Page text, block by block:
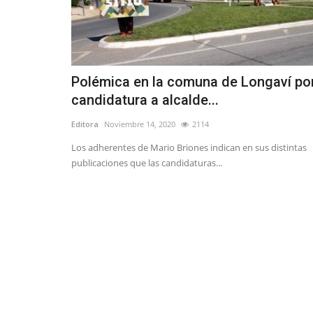
Polémica en la comuna de Longaví
candidatura a alcalde...
Editora Noviembre 14, 2020 2114
Los adherentes de Mario Briones indican en sus distintas
publicaciones que las candidaturas...